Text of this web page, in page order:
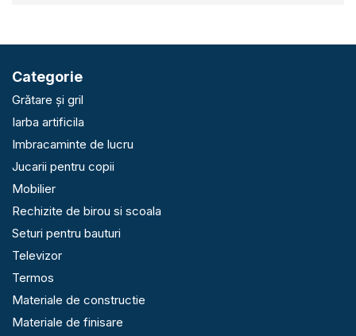
Categorie
Grătare și gril
Iarba artificila
Imbracaminte de lucru
Jucarii pentru copii
Mobilier
Rechizite de birou si scoala
Seturi pentru bauturi
Televizor
Termos
Materiale de constructie
Materiale de finisare